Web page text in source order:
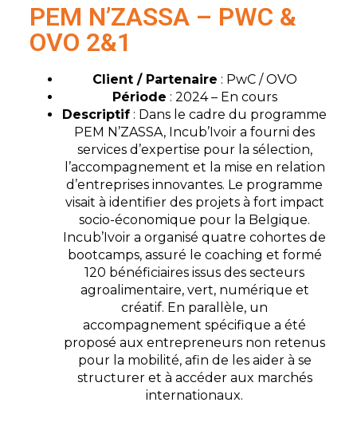
PEM N’ZASSA – PWC &
OVO 2&1
Client / Partenaire : PwC / OVO
Période : 2024 – En cours
Descriptif : Dans le cadre du programme
PEM N’ZASSA, Incub’Ivoir a fourni des
services d’expertise pour la sélection,
l’accompagnement et la mise en relation
d’entreprises innovantes. Le programme
visait à identifier des projets à fort impact
socio-économique pour la Belgique.
Incub’Ivoir a organisé quatre cohortes de
bootcamps, assuré le coaching et formé
120 bénéficiaires issus des secteurs
agroalimentaire, vert, numérique et
créatif. En parallèle, un
accompagnement spécifique a été
proposé aux entrepreneurs non retenus
pour la mobilité, afin de les aider à se
structurer et à accéder aux marchés
internationaux.